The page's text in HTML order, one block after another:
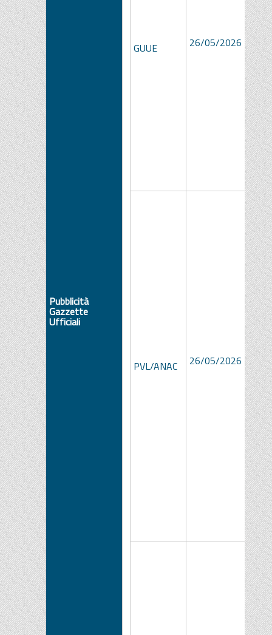
Pubblicità
Gazzette
Ufficiali
GUUE 26/05/2026
PVL/ANAC 26/05/2026
9df1-